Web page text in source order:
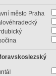
město Praha